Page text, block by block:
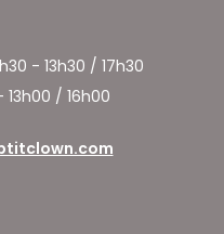
- 13h30 / 17h30
/ 16h00